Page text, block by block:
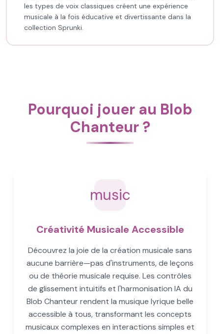
les types de voix classiques créent une expérience
musicale à la fois éducative et divertissante dans la
collection Sprunki.
Pourquoi jouer au Blob
Chanteur ?
music
Créativité Musicale Accessible
Découvrez la joie de la création musicale sans
aucune barrière—pas d'instruments, de leçons
ou de théorie musicale requise. Les contrôles
de glissement intuitifs et l'harmonisation IA du
Blob Chanteur rendent la musique lyrique belle
accessible à tous, transformant les concepts
musicaux complexes en interactions simples et